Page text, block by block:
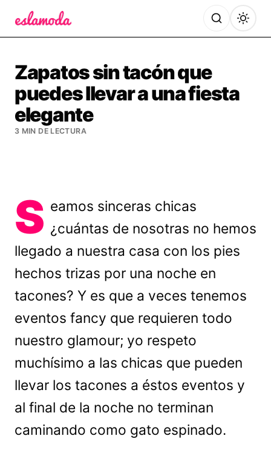
Zapatos sin tacón que
puedes llevar a una fiesta
elegante
3 MIN DE LECTURA
S eamos sinceras chicas
¿cuántas de nosotras no hemos
llegado a nuestra casa con los pies
hechos trizas por una noche en
tacones? Y es que a veces tenemos
eventos fancy que requieren todo
nuestro glamour; yo respeto
muchísimo a las chicas que pueden
llevar los tacones a éstos eventos y
al final de la noche no terminan
caminando como gato espinado.